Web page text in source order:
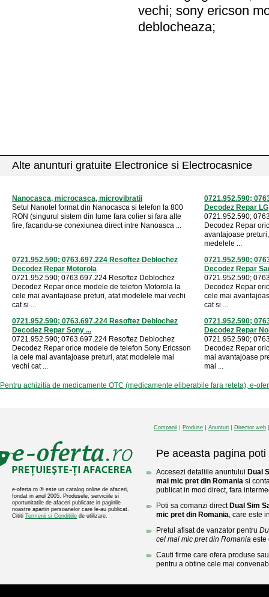
vechi; sony ericson
deblocheaza;
Alte anunturi gratuite Electronice si Electrocasnice
Nanocasca, microcasca, microvibratii
Setul Nanotel format din Nanocasca si telefon la 800
RON (singurul sistem din lume fara colier si fara alte
fire, facandu-se conexiunea direct intre Nanoasca ...
0721.952.590;
Decodez Repar LG
0721.952.590;
Decodez Repar
avantajoase
medelele ...
0721.952.590; 0763.697.224 Resoftez Deblochez
Decodez Repar Motorola
0721.952.590; 0763.697.224 Resoftez Deblochez
Decodez Repar orice modele de telefon Motorola la
cele mai avantajoase preturi, atat modelele mai vechi
cat si ...
0721.952.590;
Decodez Repar
0721.952.590;
Decodez Repar
cele mai
cat si ...
0721.952.590; 0763.697.224 Resoftez Deblochez
Decodez Repar Sony ...
0721.952.590; 0763.697.224 Resoftez Deblochez
Decodez Repar orice modele de telefon Sony Ericsson
la cele mai avantajoase preturi, atat modelele mai
vechi cat ...
0721.952.590;
Decodez Repar
0721.952.590;
Decodez Repar
mai avantajoase
mai ...
Pentru achizitia de medicamente OTC (medicamente eliberabile fara reteta), e-
e-oferta.ro ® este un catalog online de afaceri,
fondat in anul 2005. Produsele, serviciile si
oportunitatile de afaceri publicate in paginile
noastre apartin persoanelor care le-au publicat.
Cititi Termenii si Conditiile de utilizare.
Companii Produse Anunturi Director web
Pe aceasta pagina poti
Accesezi detaliile anuntului Dual
mai mic pret din Romania si
publicat in mod direct, fara
Poti sa comanzi direct Dual Sim
mic pret din Romania, care este
Pretul afisat de vanzator pentru
cel mai mic pret din Romania este
Cauti firme care ofera produse
pentru a obtine cele mai